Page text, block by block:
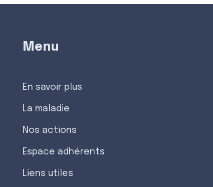
Menu
En savoir plus
La maladie
Nos actions
Espace adhérents
Liens utiles